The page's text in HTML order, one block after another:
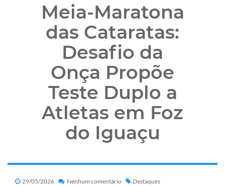
Meia-Maratona
das Cataratas:
Desafio da
Onça Propõe
Teste Duplo a
Atletas em Foz
do Iguaçu
29/05/2026 Nenhum comentário Destaques